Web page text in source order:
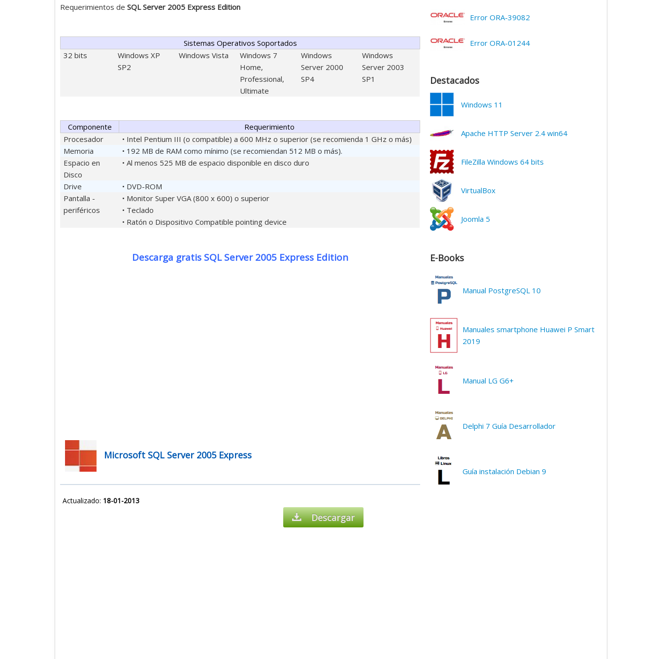
Requerimientos de SQL Server 2005 Express Edition
Sistemas Operativos Soportados
32 bits
Windows XP
SP2
Windows Vista
Windows 7
Home,
Professional,
Ultimate
Windows
Server 2000
SP4
Windows
Server 2003
SP1
Componente
Requerimiento
Procesador
• Intel Pentium III (o compatible) a 600 MHz o superior (se recomienda 1 GHz o más)
Memoria
• 192 MB de RAM como mínimo (se recomiendan 512 MB o más).
Espacio en
Disco
• Al menos 525 MB de espacio disponible en disco duro
Drive
• DVD-ROM
Pantalla -
periféricos
• Monitor Super VGA (800 x 600) o superior
• Teclado
• Ratón o Dispositivo Compatible pointing device
Descarga gratis SQL Server 2005 Express Edition
Microsoft SQL Server 2005 Express
Actualizado: 18-01-2013
Descargar
Error ORA-39082
Error ORA-01244
Destacados
Windows 11
Apache HTTP Server 2.4 win64
FileZilla Windows 64 bits
VirtualBox
Joomla 5
E-Books
Manual PostgreSQL 10
Manuales smartphone Huawei P Smart
2019
Manual LG G6+
Delphi 7 Guía Desarrollador
Guía instalación Debian 9